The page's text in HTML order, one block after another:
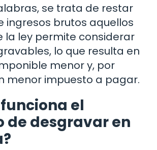
se trata de restar
ingresos brutos aquellos
la ley permite considerar
lo que resulta en
menor y, por
menor impuesto a pagar.
el
de desgravar en